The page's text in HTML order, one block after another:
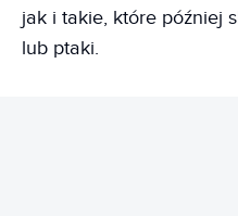
jak i takie, które później
lub ptaki.